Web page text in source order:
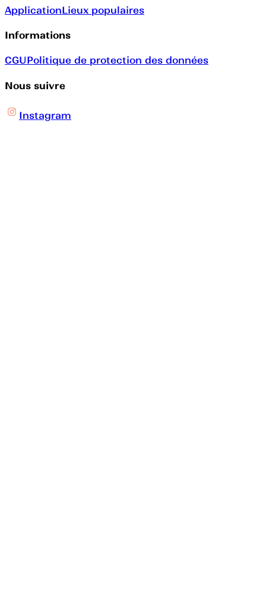
ApplicationLieux populaires
Informations
CGUPolitique de protection des données
Nous suivre
Instagram